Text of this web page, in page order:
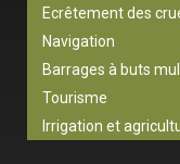
Ecrêtement des
Navigation
Barrages à buts
Tourisme
Irrigation et